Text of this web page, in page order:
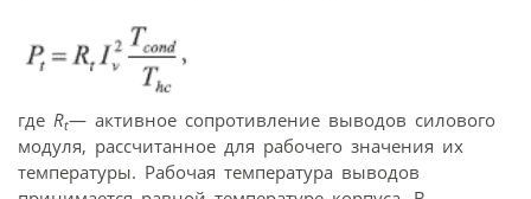
где Rt— активное сопротивление выводов силового
модуля, рассчитанное для рабочего значения их
температуры. Рабочая температура выводов